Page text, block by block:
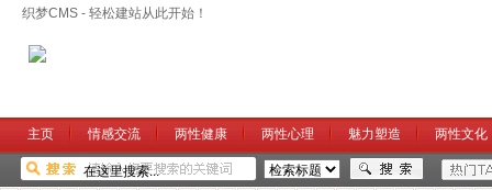
织梦CMS - 轻松建站从此开始！
主页 情感交流 两性健康 两性心理 魅力塑造 两性文化